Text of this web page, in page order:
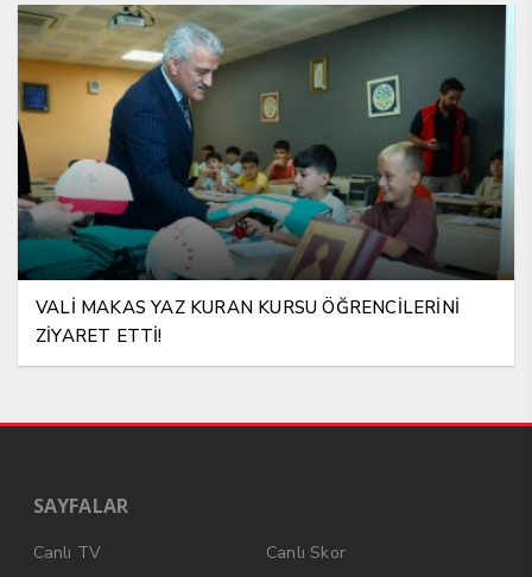
VALİ MAKAS YAZ KURAN KURSU ÖĞRENCİLERİNİ
ZİYARET ETTİ!
SAYFALAR
Canlı TV
Canlı Skor